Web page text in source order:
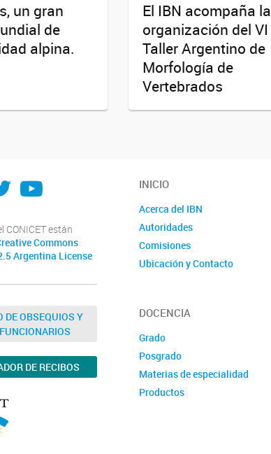
un gran
de
alpina.
El IBN acompaña la
organización del VI
Taller Argentino de
Morfología de
Vertebrados
You Tube
CONICET están
Commons
Argentina License
DE OBSEQUIOS Y
DE RECIBOS
INICIO
Acerca del IBN
Autoridades
Comisiones
Ubicación y Contacto
DOCENCIA
Grado
Posgrado
Materias de especialidad
Productos